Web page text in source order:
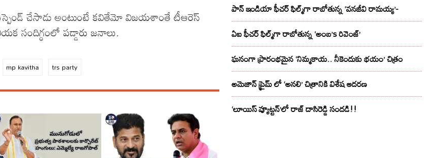
చేసాడు అంటుంటే కవితేమో విజయశాంతే టీఆరెస్
సందిగ్ధంలో పడ్డారు జనాలు.
mp kavitha trs party
పాన్ ఇండియా ఫీచర్ ఫిల్మ్‌గా రాబోతున్న ‘వనజీవి రామయ్య’-
ఏఐ ఫీచర్ ఫిల్మ్‌గా రాబోతున్న ‘అంబ’s రివెంజ్’
ఘనంగా ప్రారంభమైన ‘నిమ్మకాయ.. నీకెందుకు భయం’ చిత్రం
అమెజాన్ ప్రైమ్ లో ‘అనలి’ చిత్రానికి విశేష ఆదరణ
‘లూయిస్ వ్యూట్టన్’లో రాజ్ దాసిరెడ్డి సందడి!!